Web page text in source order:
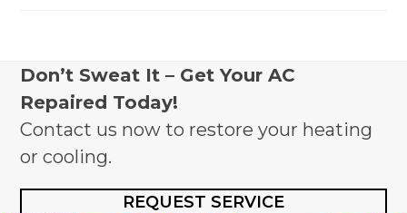
Don’t Sweat It – Get Your AC
Repaired Today!
Contact us now to restore your heating
or cooling.
REQUEST SERVICE